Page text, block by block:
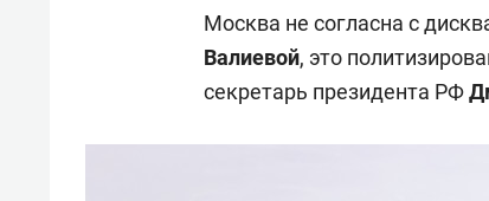
Москва не согласна с
Валиевой, это
секретарь президента РФ